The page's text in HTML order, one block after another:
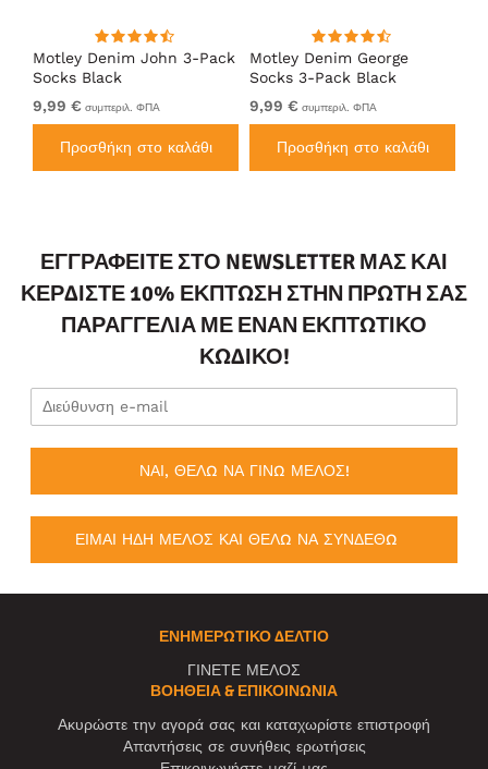
Motley Denim John 3-Pack
Socks Black
9,99 € συμπεριλ. ΦΠΑ
Προσθήκη στο καλάθι
Motley Denim George
Socks 3-Pack Black
9,99 € συμπεριλ. ΦΠΑ
Προσθήκη στο καλάθι
ΕΓΓΡΑΦΕΊΤΕ ΣΤΟ NEWSLETTER ΜΑΣ ΚΑΙ
ΚΕΡΔΊΣΤΕ 10% ΈΚΠΤΩΣΗ ΣΤΗΝ ΠΡΏΤΗ ΣΑΣ
ΠΑΡΑΓΓΕΛΊΑ ΜΕ ΈΝΑΝ ΕΚΠΤΩΤΙΚΌ
ΚΩΔΙΚΌ!
ΝΑΙ, ΘΕΛΩ ΝΑ ΓΙΝΩ ΜΕΛΟΣ!
ΕΙΜΑΙ ΗΔΗ ΜΕΛΟΣ ΚΑΙ ΘΕΛΩ ΝΑ ΣΥΝΔΕΘΩ
ΕΝΗΜΕΡΩΤΙΚΌ ΔΕΛΤΊΟ
ΓΙΝΕΤΕ ΜΕΛΟΣ
ΒΟΉΘΕΙΑ & ΕΠΙΚΟΙΝΩΝΊΑ
Ακυρώστε την αγορά σας και καταχωρίστε επιστροφή
Απαντήσεις σε συνήθεις ερωτήσεις